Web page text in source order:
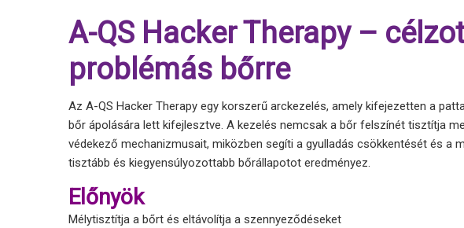
A-QS Hacker Therapy –
problémás bőrre
Az A-QS Hacker Therapy egy korszerű arckezelés, amely kifejezetten a
bőr ápolására lett kifejlesztve. A kezelés nemcsak a bőr felszínét tisztítja
védekező mechanizmusait, miközben segíti a gyulladás csökkentését és a
tisztább és kiegyensúlyozottabb bőrállapotot eredményez.
Előnyök
Mélytisztítja a bőrt és eltávolítja a szennyeződéseket